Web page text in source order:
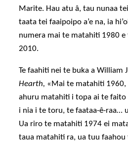
Marite. Hau atu â, tau nunaa
taata tei faaipoipo a’e na, ia
numera mai te matahiti 1980
2010.
Te faahiti nei te buka a William
Hearth, «Mai te matahiti
ahuru matahiti i topa ai te
i nia i te toru, te faataa-ê-raa…
Ua riro te matahiti 1974 ei
taua matahiti ra, ua tuu faahou